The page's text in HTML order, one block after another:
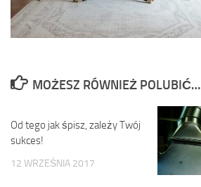
MOŻESZ RÓWNIEŻ POLUBIĆ…
Od tego jak śpisz, zależy Twój
sukces!
12 WRZEŚNIA 2017